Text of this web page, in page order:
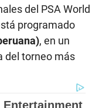
del PSA World
programado
, en un
del torneo más